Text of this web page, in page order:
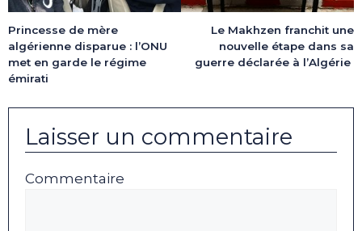
Princesse de mère
algérienne disparue : l’ONU
met en garde le régime
émirati
Le Makhzen franchit une
nouvelle étape dans sa
guerre déclarée à l’Algérie
Laisser un commentaire
Commentaire